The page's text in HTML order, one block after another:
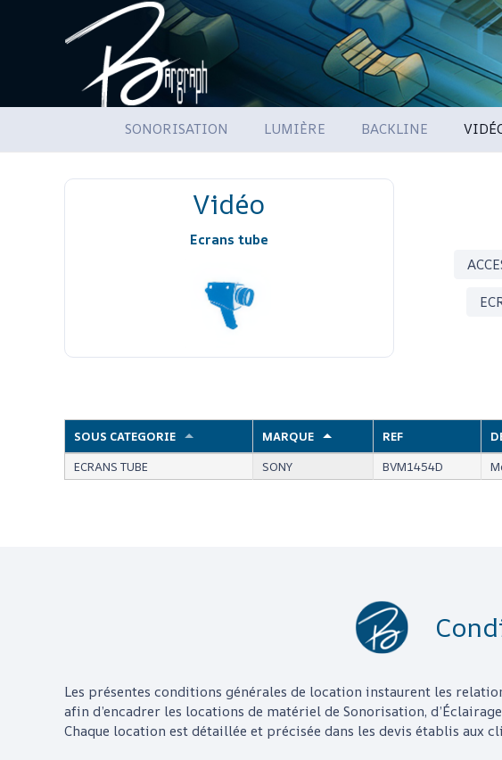
SONORISATION LUMIÈRE BACKLINE
Vidéo
Ecrans tube
SOUS CATEGORIE MARQUE REF
ECRANS TUBE
SONY BVM1454D
Les présentes conditions générales de location instaurent les
afin d’encadrer les locations de matériel de Sonorisation,
Chaque location est détaillée et précisée dans les devis établis aux